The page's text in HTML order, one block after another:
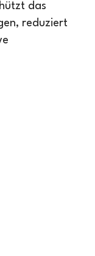
das
reduziert